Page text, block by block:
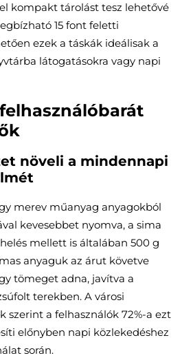
kompakt tárolást tesz lehetővé
15 font feletti
ezek a táskák ideálisak a
látogatásokra vagy napi
növeli a mindennapi
merev műanyag anyagokból
kevesebbet nyomva, a sima
mellett is általában 500 g
anyaguk az árut követve
tömeget adna, javítva a
terekben. A városi
szerint a felhasználók 72%-a ezt
előnyben napi közlekedéshez
során.